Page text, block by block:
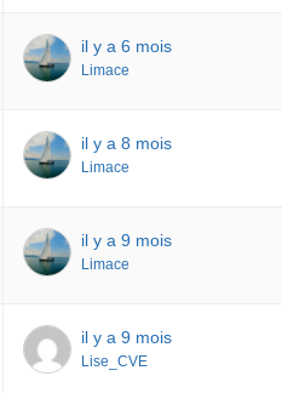
il y a 6 mois
Limace
il y a 8 mois
Limace
il y a 9 mois
Limace
il y a 9 mois
Lise_CVE